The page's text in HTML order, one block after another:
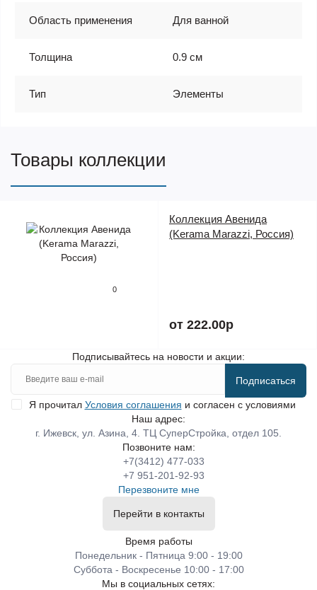
Область применения Для ванной
Толщина 0.9 см
Тип Элементы
Товары коллекции
0
Коллекция Авенида
(Kerama Marazzi, Россия)
от 222.00р
Подписывайтесь на новости и акции:
Подписаться
Я прочитал Условия соглашения и согласен с условиями
Наш адрес:
г. Ижевск, ул. Азина, 4. ТЦ СуперСтройка, отдел 105.
Позвоните нам:
+7(3412) 477-033
+7 951-201-92-93
Перезвоните мне
Перейти в контакты
Время работы
Понедельник - Пятница 9:00 - 19:00
Суббота - Воскресенье 10:00 - 17:00
Мы в социальных сетях: